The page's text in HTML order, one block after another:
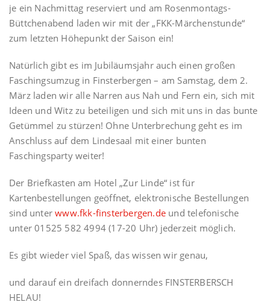
je ein Nachmittag reserviert und am Rosenmontags-
Büttchenabend laden wir mit der „FKK-Märchenstunde“
zum letzten Höhepunkt der Saison ein!
Natürlich gibt es im Jubiläumsjahr auch einen großen
Faschingsumzug in Finsterbergen – am Samstag, dem 2.
März laden wir alle Narren aus Nah und Fern ein, sich mit
Ideen und Witz zu beteiligen und sich mit uns in das bunte
Getümmel zu stürzen! Ohne Unterbrechung geht es im
Anschluss auf dem Lindesaal mit einer bunten
Faschingsparty weiter!
Der Briefkasten am Hotel „Zur Linde“ ist für
Kartenbestellungen geöffnet, elektronische Bestellungen
sind unterwww.fkk-finsterbergen.de und telefonische
unter 01525 582 4994 (17-20 Uhr) jederzeit möglich.
Es gibt wieder viel Spaß, das wissen wir genau,
und darauf ein dreifach donnerndes FINSTERBERSCH
HELAU!